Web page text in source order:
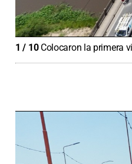
1 / 10 Colocaron la primera